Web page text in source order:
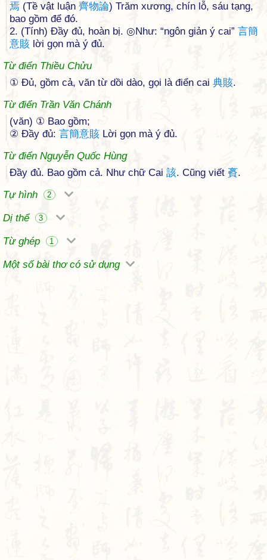
焉 (Tề vật luận 齊物論) Trăm xương, chín lỗ, sáu tạng,
bao gồm để đó.
2. (Tính) Đầy đủ, hoàn bị. ◎Như: “ngôn giản ý cai” 言簡
意賅 lời gọn mà ý đủ.
Từ điển Thiều Chửu
① Đủ, gồm cả, văn từ dồi dào, gọi là điển cai 典賅.
Từ điển Trần Văn Chánh
(văn) ① Bao gồm;
② Đầy đủ: 言簡意賅 Lời gọn mà ý đủ.
Từ điển Nguyễn Quốc Hùng
Đầy đủ. Bao gồm cả. Như chữ Cai 該. Cũng viết 賌.
Tự hình
2
Dị thể 3
Từ ghép 1
Một số bài thơ có sử dụng